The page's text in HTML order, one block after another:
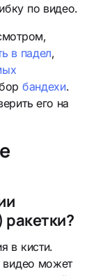
по видео.
в падел,
бандехи.
его на
ракетки?
в кисти.
видео может